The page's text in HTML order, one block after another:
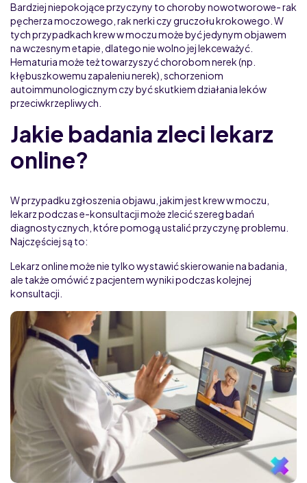
Bardziej niepokojące przyczyny to choroby nowotworowe- rak
pęcherza moczowego, rak nerki czy gruczołu krokowego. W
tych przypadkach krew w moczu może być jedynym objawem
na wczesnym etapie, dlatego nie wolno jej lekceważyć.
Hematuria może też towarzyszyć chorobom nerek (np.
kłębuszkowemu zapaleniu nerek), schorzeniom
autoimmunologicznym czy być skutkiem działania leków
przeciwkrzepliwych.
Jakie badania zleci lekarz
online?
W przypadku zgłoszenia objawu, jakim jest krew w moczu,
lekarz podczas e-konsultacji może zlecić szereg badań
diagnostycznych, które pomogą ustalić przyczynę problemu.
Najczęściej są to:
Lekarz online może nie tylko wystawić skierowanie na badania,
ale także omówić z pacjentem wyniki podczas kolejnej
konsultacji.